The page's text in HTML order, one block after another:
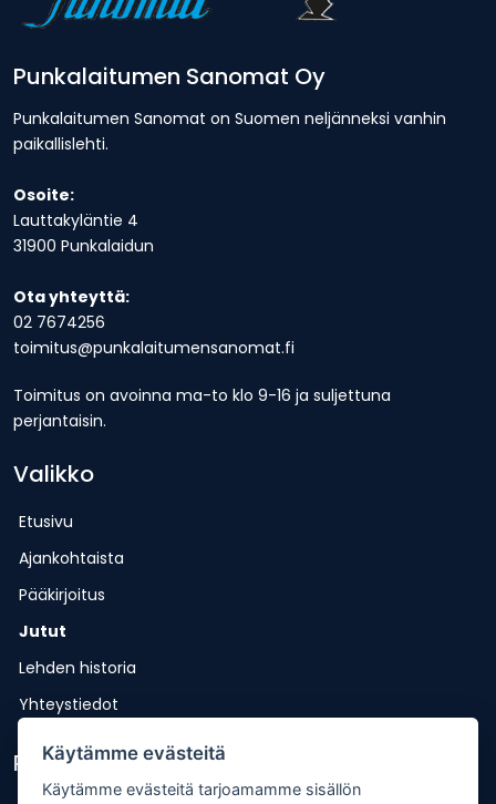
Punkalaitumen Sanomat Oy
Punkalaitumen Sanomat on Suomen neljänneksi vanhin
paikallislehti.
Osoite:
Lauttakyläntie 4
31900 Punkalaidun
Ota yhteyttä:
02 7674256
toimitus@punkalaitumensanomat.fi
Toimitus on avoinna ma-to klo 9-16 ja suljettuna
perjantaisin.
Valikko
Etusivu
Ajankohtaista
Pääkirjoitus
Jutut
Lehden historia
Yhteystiedot
Pikalinkit
Käytämme evästeitä
Käytämme evästeitä tarjoamamme sisällön